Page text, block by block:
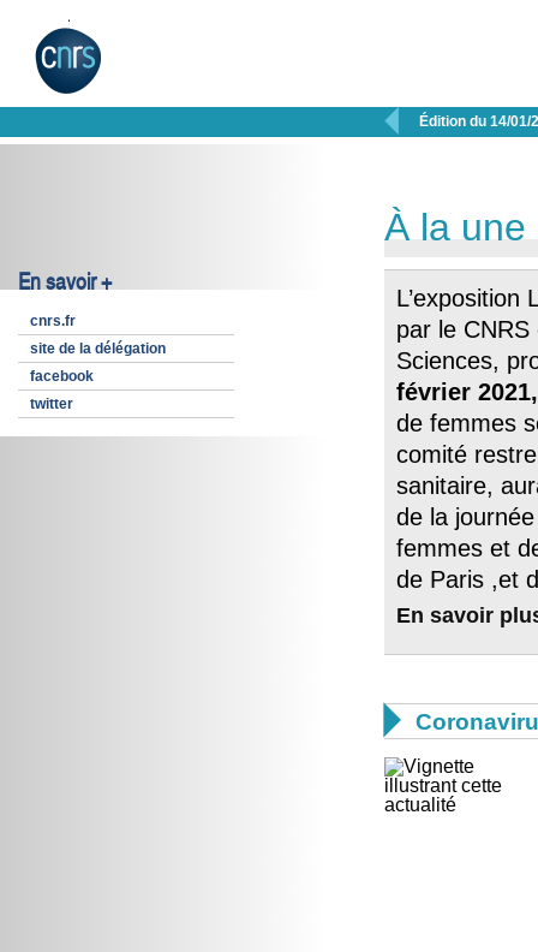
 Édition du 14/01/
En savoir +
cnrs.fr
site de la délégation
facebook
twitter
À la une
L’exposition
par le CNRS
Sciences,
février 2021,
de femmes
comité
sanitaire,
de la
femmes et
de Paris ,et
En savoir
